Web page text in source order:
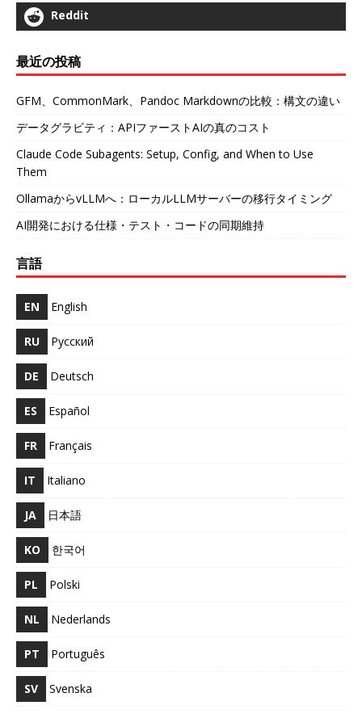
Reddit
最近の投稿
GFM、CommonMark、Pandoc Markdownの比較：構文の違い
データグラビティ：APIファーストAIの真のコスト
Claude Code Subagents: Setup, Config, and When to Use
Them
OllamaからvLLMへ：ローカルLLMサーバーの移行タイミング
AI開発における仕様・テスト・コードの同期維持
言語
EN English
RU Русский
DE Deutsch
ES Español
FR Français
IT Italiano
JA 日本語
KO 한국어
PL Polski
NL Nederlands
PT Português
SV Svenska